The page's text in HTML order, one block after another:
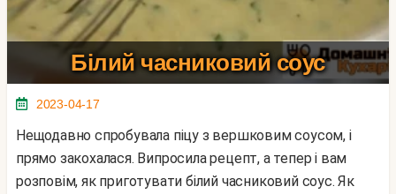
Білий часниковий соус
2023-04-17
Нещодавно спробувала піцу з вершковим соусом, і
прямо закохалася. Випросила рецепт, а тепер і вам
розповім, як приготувати білий часниковий соус. Як